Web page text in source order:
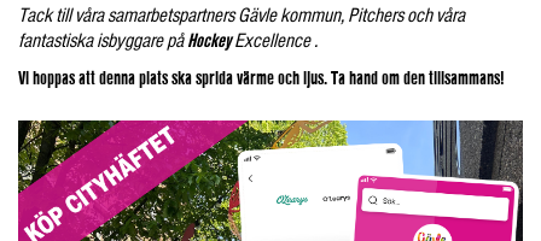
Tack till våra samarbetspartners Gävle kommun, Pitchers och våra
fantastiska isbyggare påHockeyExcellence .
Vi hoppas att denna plats ska sprida värme och ljus. Ta hand om den tillsammans!